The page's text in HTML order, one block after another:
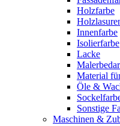
Holzfarbe
Innenfarbe
Isolierfarbe
Lacke
Material
Öle &
Sonstige
Maschinen &